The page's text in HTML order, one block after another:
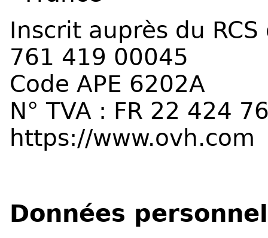
Inscrit auprès du
761 419 00045
Code APE 6202A
N° TVA : FR 22 424
https://www.ovh.com
Données